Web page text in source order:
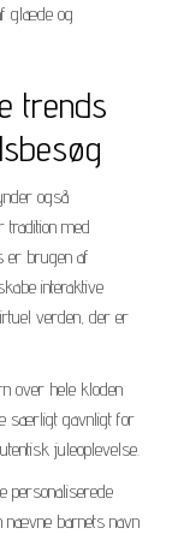
glæde og
trends
også
med
er brugen af
interaktive
verden, der er
over hele kloden
særligt gavnligt for
juleoplevelse.
personaliserede
nævne barnets navn